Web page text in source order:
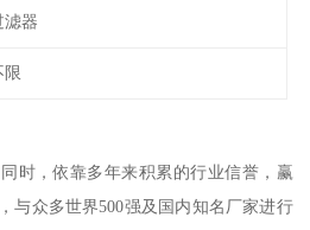
滤器
限
时，依靠多年来积累的行业信誉，赢
与众多世界500强及国内知名厂家进行